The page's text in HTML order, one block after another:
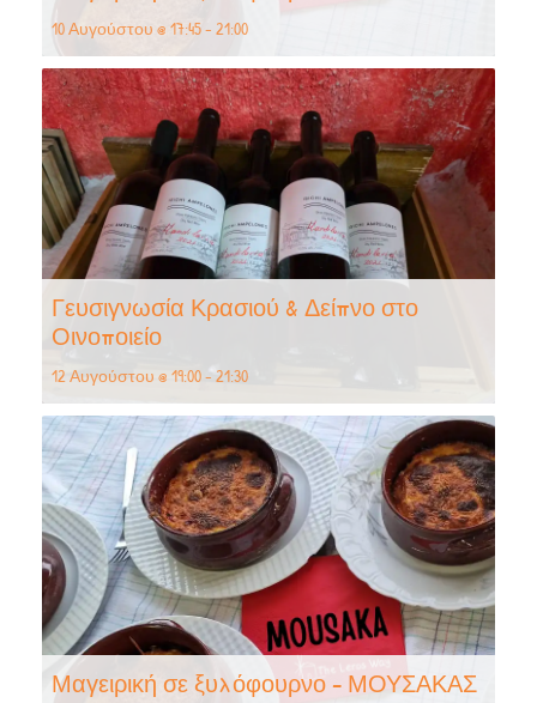
10 Αυγούστου @ 17:45- 21:00
Γευσιγνωσία Κρασιού & Δείπνο στο
Οινοποιείο
12 Αυγούστου @ 19:00-21:30
Μαγειρική σε ξυλόφουρνο – ΜΟΥΣΑΚΑΣ